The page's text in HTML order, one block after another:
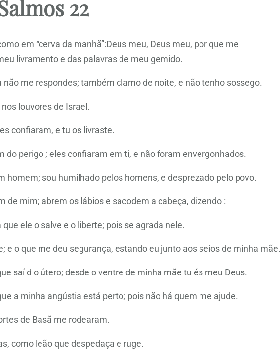
22
em “cerva da manhã”:Deus meu, Deus meu, por que me
livramento e das palavras de meu gemido.
me respondes; também clamo de noite, e não tenho sossego.
louvores de Israel.
confiaram, e tu os livraste.
do perigo ; eles confiaram em ti, e não foram envergonhados.
homem; sou humilhado pelos homens, e desprezado pelo povo.
de mim; abrem os lábios e sacodem a cabeça, dizendo :
que ele o salve e o liberte; pois se agrada nele.
e o que me deu segurança, estando eu junto aos seios de minha mãe.
saí d o útero; desde o ventre de minha mãe tu és meu Deus.
a minha angústia está perto; pois não há quem me ajude.
de Basã me rodearam.
como leão que despedaça e ruge.